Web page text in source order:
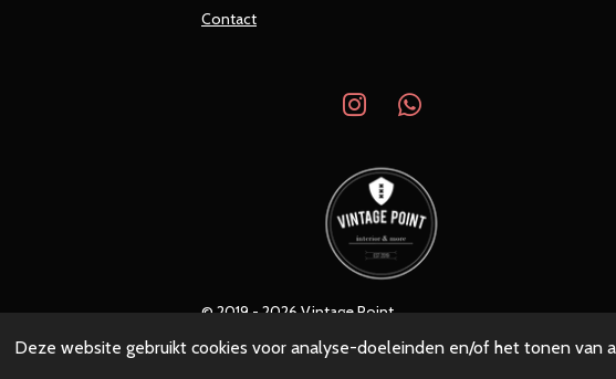
Deze website gebruikt cookies voor analyse-doeleinden en/of het tonen van
Contact
I
s
a
g
r
a
W
a
s
A
p
© 2019 - 2026 Vintage Point